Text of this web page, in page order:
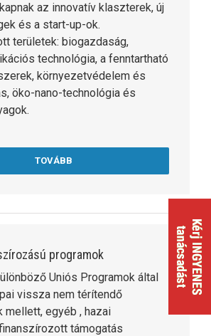
az innovatív klaszterek, új
és a start-up-ok.
területek: biogazdaság,
technológia, a fenntartható
környezetvédelem és
öko-nano-technológia és
TOVÁBB
programok
Uniós Programok által
vissza nem térítendő
mellett, egyéb , hazai
támogatás